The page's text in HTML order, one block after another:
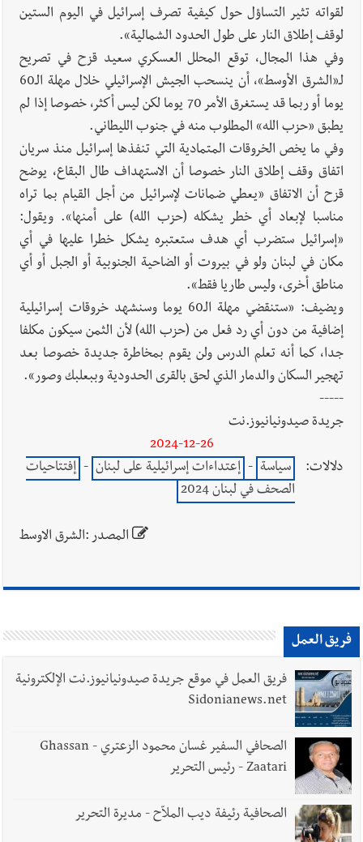
لقواته تثير التساؤل حول كيفية تصرف إسرائيل في اليوم الستين
لوقف إطلاق النار على طول الحدود الشمالية».
وفي هذا المجال، توقع المحلل العسكري سعيد قزح في تصريح
لـ«الشرق الأوسط»، أن ينسحب الجيش الإسرائيلي خلال مهلة الـ60
يوما أو ربما قد يستغرق الأمر 70 يوما لكن ليس أكثر، خصوصا إذا لم
يطبق «حزب الله» المطلوب منه في جنوب الليطاني.
وفي ما يخص الخروقات المتمادية التي تنفذها إسرائيل منذ سريان
اتفاق وقف إطلاق النار خصوصا أن الاستهداف طال البقاع، يوضح
قزح أن الاتفاق «يعطي ضمانات لإسرائيل من أجل القيام بما تراه
مناسبا لإبعاد أي خطر يشكله (حزب الله) على أمنها». ويقول:
«إسرائيل ستضرب أي هدف ستعتبره يشكل خطرا عليها في أي
مكان في لبنان ولو في بيروت أو الضاحية الجنوبية أو الجبل أو أي
مناطق أخرى، وليس طاريا فقط».
ويضيف: «ستنقضي مهلة الـ60 يوما وسنشهد خروقات إسرائيلية
إضافية من دون أي رد فعل من (حزب الله) لأن الثمن سيكون مكلفا
جدا، كما أنه تعلم الدرس ولن يقوم بمخاطرة جديدة خصوصا بعد
تهجير السكان والدمار الذي لحق بالقرى الحدودية وببعلبك وصور».
-----
جريدة صيدونيانيوز.نت
2024-12-26
دلالات:
سياسة - إعتداءات إسرائيلية على لبنان - إفتتاحيات
الصحف في لبنان 2024
المصدر :الشرق الاوسط
فريق العمل
فريق العمل في موقع جريدة صيدونيانيوز.نت الإلكترونية
Sidonianews.net
الصحافي السفير غسان محمود الزعتري - Ghassan
Zaatari - رئيس التحرير
الصحافية رئيفة ديب الملاّح - مديرة التحرير